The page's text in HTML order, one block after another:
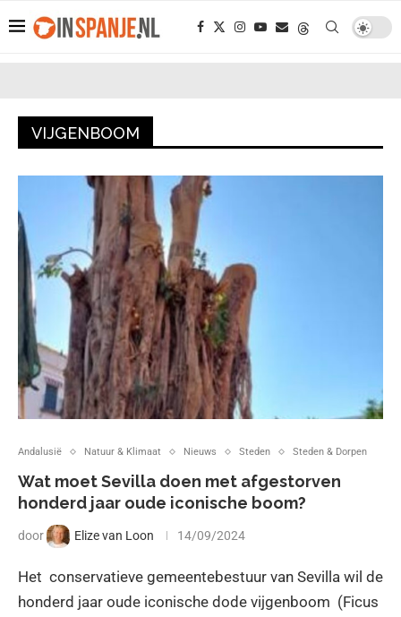
VIJGENBOOM
Andalusië Natuur & Klimaat Nieuws Steden Steden & Dorpen
Wat moet Sevilla doen met afgestorven
honderd jaar oude iconische boom?
door Elize van Loon 14/09/2024
Het conservatieve gemeentebestuur van Sevilla wil de
honderd jaar oude iconische dode vijgenboom (Ficus